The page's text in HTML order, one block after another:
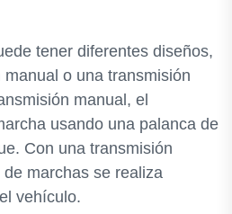
tener diferentes diseños,
o una transmisión
manual, el
usando una palanca de
Con una transmisión
marchas se realiza
vehículo.